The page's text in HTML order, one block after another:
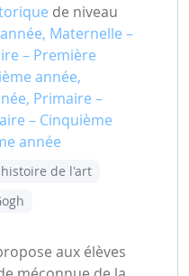
de niveau
Maternelle –
– Première
année,
Primaire –
– Cinquième
année
histoire de l'art
aux élèves